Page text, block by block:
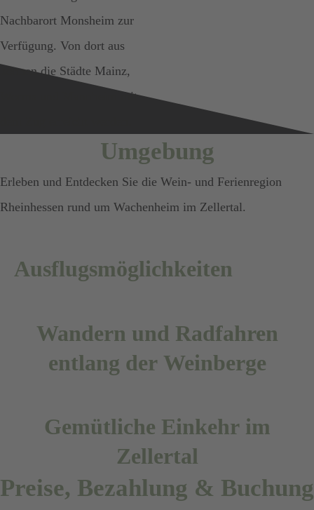
Nachbarort Monsheim zur
Verfügung. Von dort aus
können die Städte Mainz,
Worms und Mannheim mit
Umgebung
Erleben und Entdecken Sie die Wein- und Ferienregion
Rheinhessen rund um Wachenheim im Zellertal.
Ausflugsmöglichkeiten
Wandern und Radfahren
entlang der Weinberge
Gemütliche Einkehr im
Zellertal
Preise, Bezahlung & Buchung